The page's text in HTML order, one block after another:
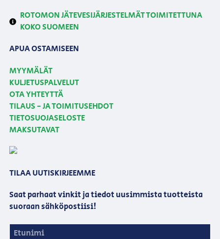
ROTOMON JÄTEVESIJÄRJESTELMÄT TOIMITETTUNA
KOKO SUOMEEN
APUA OSTAMISEEN
MYYMÄLÄT
KULJETUSPALVELUT
OTA YHTEYTTÄ
TILAUS - JA TOIMITUSEHDOT
TIETOSUOJASELOSTE
MAKSUTAVAT
TILAA UUTISKIRJEEMME
Saat parhaat vinkit ja tiedot uusimmista tuotteista
suoraan sähköpostiisi!